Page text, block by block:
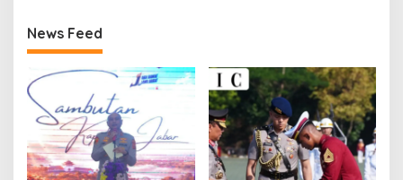
News Feed